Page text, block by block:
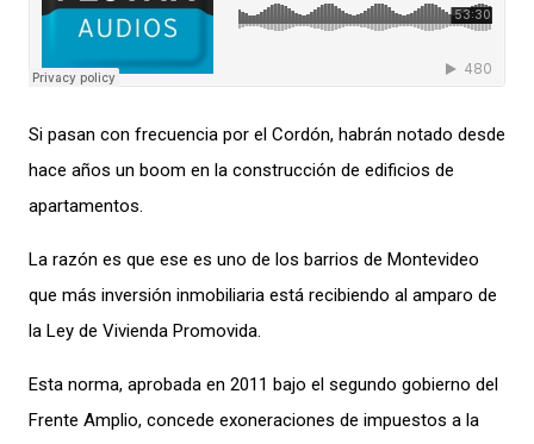
Si pasan con frecuencia por el Cordón, habrán notado desde
hace años un boom en la construcción de edificios de
apartamentos.
La razón es que ese es uno de los barrios de Montevideo
que más inversión inmobiliaria está recibiendo al amparo de
la Ley de Vivienda Promovida.
Esta norma, aprobada en 2011 bajo el segundo gobierno del
Frente Amplio, concede exoneraciones de impuestos a la